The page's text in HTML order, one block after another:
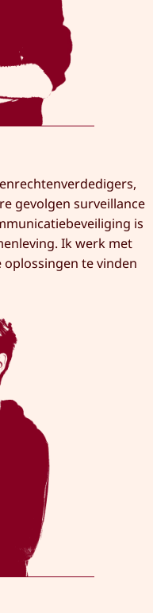
gevolgen surveillance
is
Ik werk met
te vinden